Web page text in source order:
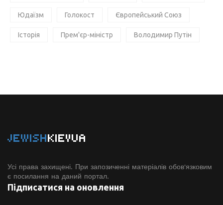
Юдаїзм Голокост Європейський Союз
Історія Прем'єр-міністр Володимир Путін
JEWISHKIEVUA
Усі права захищені. При запозиченні матеріалів обов'язковим
є посилання на даний портал.
Підписатися на оновлення